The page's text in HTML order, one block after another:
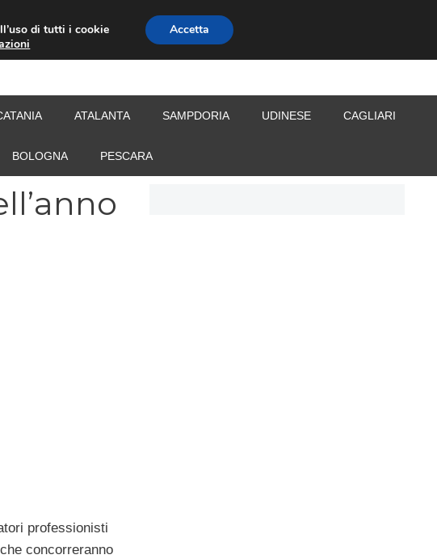
CALCIOMERCATO
ATALANTA SAMPDORIA UDINESE CAGLIARI
BOLOGNA PESCARA
professionisti
concorreranno
di tutti i cookie
Accetta